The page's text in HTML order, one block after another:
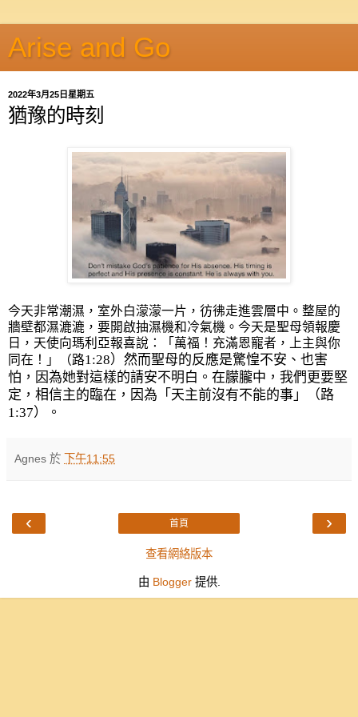
Arise and Go
2022年3月25日星期五
猶豫的時刻
今天非常潮濕，室外白濛濛一片，彷彿走進雲層中。整屋的
牆壁都濕漉漉，要開啟抽濕機和冷氣機。今天是聖母領報慶
日，天使向瑪利亞報喜說：「萬福！充滿恩寵者，上主與你
同在！」（路1:28）然而聖母的反應是驚惶不安、也害
怕，因為她對這樣的請安不明白。在朦朧中，我們更要堅
定，相信主的臨在，因為「天主前沒有不能的事」（路
1:37）。
Agnes 於 下午11:55
‹ ›
首頁
查看網絡版本
由 Blogger提供.